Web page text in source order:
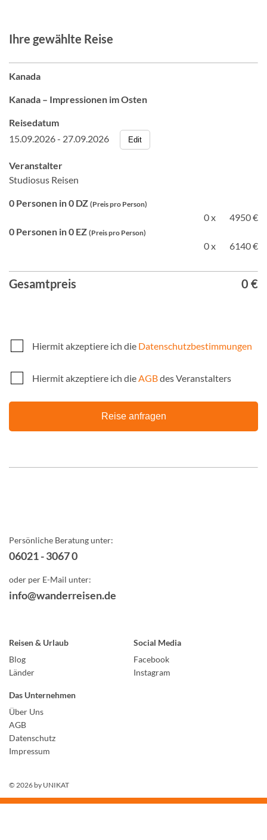
Ihre gewählte Reise
Kanada
Kanada – Impressionen im Osten
Reisedatum
15.09.2026 - 27.09.2026
Edit
Veranstalter
Studiosus Reisen
0 Personen in 0 DZ (Preis pro Person)
0 x
4950 €
0 Personen in 0 EZ (Preis pro Person)
0 x 6140 €
Gesamtpreis 0 €
Hiermit akzeptiere ich die Datenschutzbestimmungen
Hiermit akzeptiere ich dieAGBdes Veranstalters
Reise anfragen
Persönliche Beratung unter:
06021 - 3067 0
oder per E-Mail unter:
info@wanderreisen.de
Reisen & Urlaub
Blog
Länder
Social Media
Facebook
Instagram
Das Unternehmen
Über Uns
AGB
Datenschutz
Impressum
© 2026 by UNIKAT